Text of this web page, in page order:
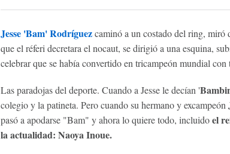
Jesse 'Bam' Rodríguezcaminó a un costado del ring, miró
que el réferi decretara el nocaut, se dirigió a una esquina,
celebrar que se había convertido en tricampeón mundial con
Las paradojas del deporte. Cuando a Jesse le decían '
colegio y la patineta. Pero cuando su hermano y excampeón
pasó a apodarse "Bam" y ahora lo quiere todo, incluidoel
la actualidad: Naoya Inoue.